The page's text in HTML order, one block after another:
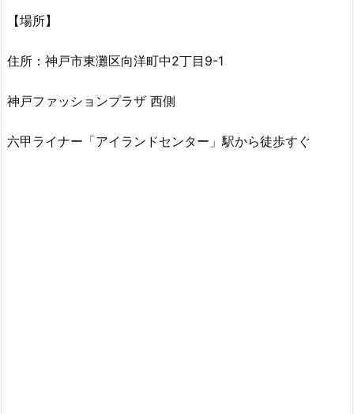
【場所】
住所：神戸市東灘区向洋町中2丁目9-1
神戸ファッションプラザ 西側
六甲ライナー「アイランドセンター」駅から徒歩すぐ